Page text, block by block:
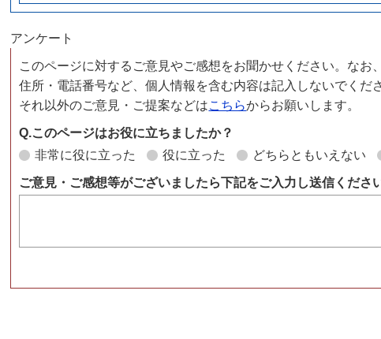
アンケート
このページに対するご意見やご感想をお聞かせください。なお
住所・電話番号など、個人情報を含む内容は記入しないでくだ
それ以外のご意見・ご提案などはこちらからお願いします。
Q.このページはお役に立ちましたか？
非常に役に立った
役に立った どちらともいえない
ご意見・ご感想等がございましたら下記をご入力し送信くださ